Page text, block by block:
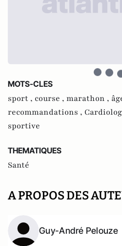
MOTS-CLES
sport , course , marathon ,
recommandations ,
sportive
THEMATIQUES
Santé
A PROPOS DES
Guy-André Pelouze